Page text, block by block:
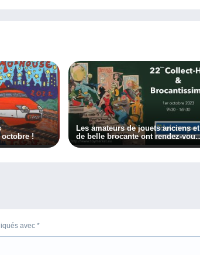
le 23 octobre !
Les amateurs de jouets anciens et
de belle brocante ont rendez-vous
au 22ème salon Collect-Hit et
avec *